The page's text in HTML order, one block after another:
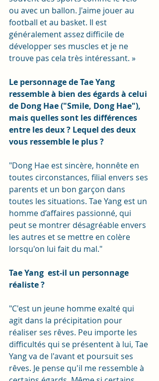
ou avec un ballon. J'aime jouer au
football et au basket. Il est
généralement assez difficile de
développer ses muscles et je ne
trouve pas cela très intéressant. »
Le personnage de Tae Yang
ressemble à bien des égards à celui
de Dong Hae ("Smile, Dong Hae"),
mais quelles sont les différences
entre les deux ? Lequel des deux
vous ressemble le plus ?
"Dong Hae est sincère, honnête en
toutes circonstances, filial envers ses
parents et un bon garçon dans
toutes les situations. Tae Yang est un
homme d’affaires passionné, qui
peut se montrer désagréable envers
les autres et se mettre en colère
lorsqu'on lui fait du mal."
Tae Yang  est-il un personnage
réaliste ?
"C'est un jeune homme exalté qui
agit dans la précipitation pour
réaliser ses rêves. Peu importe les
difficultés qui se présentent à lui, Tae
Yang va de l'avant et poursuit ses
rêves. Je pense qu'il me ressemble à